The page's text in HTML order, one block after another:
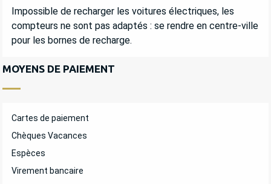
Impossible de recharger les voitures électriques, les
compteurs ne sont pas adaptés : se rendre en centre-ville
pour les bornes de recharge.
MOYENS DE PAIEMENT
Cartes de paiement
Chèques Vacances
Espèces
Virement bancaire